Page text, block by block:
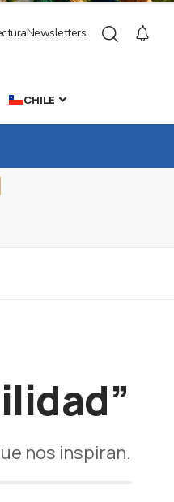
Newsletters
CHILE
nos inspiran.